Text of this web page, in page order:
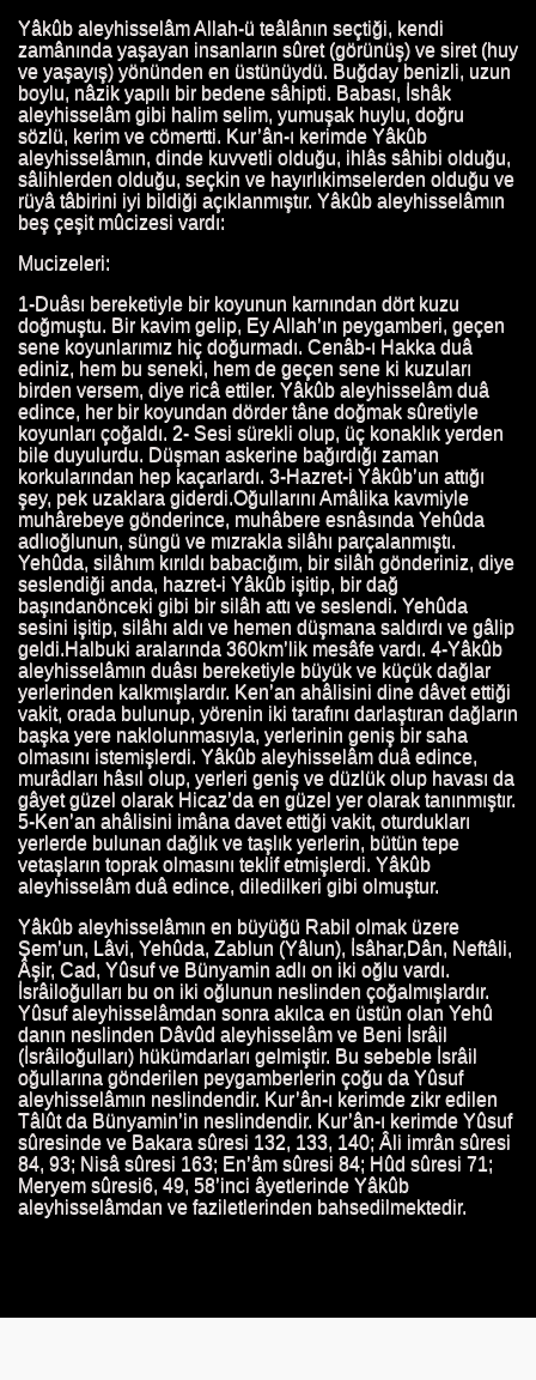
Yâkûb aleyhisselâm Allah-ü teâlânın seçtiği, kendi
zamânında yaşayan insanların sûret (görünüş) ve siret (huy
ve yaşayış) yönünden en üstünüydü. Buğday benizli, uzun
boylu, nâzik yapılı bir bedene sâhipti. Babası, İshâk
aleyhisselâm gibi halim selim, yumuşak huylu, doğru
sözlü, kerim ve cömertti. Kur’ân-ı kerimde Yâkûb
aleyhisselâmın, dinde kuvvetli olduğu, ihlâs sâhibi olduğu,
sâlihlerden olduğu, seçkin ve hayırlıkimselerden olduğu ve
rüyâ tâbirini iyi bildiği açıklanmıştır. Yâkûb aleyhisselâmın
beş çeşit mûcizesi vardı:
Mucizeleri:
1-Duâsı bereketiyle bir koyunun karnından dört kuzu
doğmuştu. Bir kavim gelip, Ey Allah’ın peygamberi, geçen
sene koyunlarımız hiç doğurmadı. Cenâb-ı Hakka duâ
ediniz, hem bu seneki, hem de geçen sene ki kuzuları
birden versem, diye ricâ ettiler. Yâkûb aleyhisselâm duâ
edince, her bir koyundan dörder tâne doğmak sûretiyle
koyunları çoğaldı. 2- Sesi sürekli olup, üç konaklık yerden
bile duyulurdu. Düşman askerine bağırdığı zaman
korkularından hep kaçarlardı. 3-Hazret-i Yâkûb’un attığı
şey, pek uzaklara giderdi.Oğullarını Amâlika kavmiyle
muhârebeye gönderince, muhâbere esnâsında Yehûda
adlıoğlunun, süngü ve mızrakla silâhı parçalanmıştı.
Yehûda, silâhım kırıldı babacığım, bir silâh gönderiniz, diye
seslendiği anda, hazret-i Yâkûb işitip, bir dağ
başındanönceki gibi bir silâh attı ve seslendi. Yehûda
sesini işitip, silâhı aldı ve hemen düşmana saldırdı ve gâlip
geldi.Halbuki aralarında 360km’lik mesâfe vardı. 4-Yâkûb
aleyhisselâmın duâsı bereketiyle büyük ve küçük dağlar
yerlerinden kalkmışlardır. Ken’an ahâlisini dine dâvet ettiği
vakit, orada bulunup, yörenin iki tarafını darlaştıran dağların
başka yere naklolunmasıyla, yerlerinin geniş bir saha
olmasını istemişlerdi. Yâkûb aleyhisselâm duâ edince,
murâdları hâsıl olup, yerleri geniş ve düzlük olup havası da
gâyet güzel olarak Hicaz’da en güzel yer olarak tanınmıştır.
5-Ken’an ahâlisini imâna davet ettiği vakit, oturdukları
yerlerde bulunan dağlık ve taşlık yerlerin, bütün tepe
vetaşların toprak olmasını teklif etmişlerdi. Yâkûb
aleyhisselâm duâ edince, diledilkeri gibi olmuştur.
Yâkûb aleyhisselâmın en büyüğü Rabil olmak üzere
Şem’un, Lâvi, Yehûda, Zablun (Yâlun), İsâhar,Dân, Neftâli,
Âşir, Cad, Yûsuf ve Bünyamin adlı on iki oğlu vardı.
İsrâiloğulları bu on iki oğlunun neslinden çoğalmışlardır.
Yûsuf aleyhisselâmdan sonra akılca en üstün olan Yehû
danın neslinden Dâvûd aleyhisselâm ve Beni İsrâil
(İsrâiloğulları) hükümdarları gelmiştir. Bu sebeble İsrâil
oğullarına gönderilen peygamberlerin çoğu da Yûsuf
aleyhisselâmın neslindendir. Kur’ân-ı kerimde zikr edilen
Tâlût da Bünyamin’in neslindendir. Kur’ân-ı kerimde Yûsuf
sûresinde ve Bakara sûresi 132, 133, 140; Âli imrân sûresi
84, 93; Nisâ sûresi 163; En’âm sûresi 84; Hûd sûresi 71;
Meryem sûresi6, 49, 58’inci âyetlerinde Yâkûb
aleyhisselâmdan ve faziletlerinden bahsedilmektedir.
HAYATI
HAYATI
HAYATI